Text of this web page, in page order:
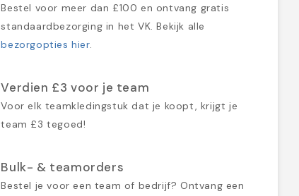
Bestel voor meer dan £100 en ontvang gratis
standaardbezorging in het VK. Bekijk alle
bezorgopties hier.
Verdien £3 voor je team
Voor elk teamkledingstuk dat je koopt, krijgt je
team £3 tegoed!
Bulk- & teamorders
Bestel je voor een team of bedrijf? Ontvang een